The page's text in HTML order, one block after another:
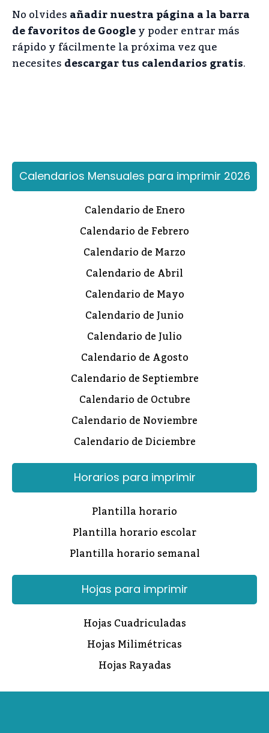
No olvidesañadir nuestra página a la barra
de favoritos de Googley poder entrar más
rápido y fácilmente la próxima vez que
necesitesdescargar tus calendarios gratis.
Calendarios Mensuales para imprimir 2026
Calendario de Enero
Calendario de Febrero
Calendario de Marzo
Calendario de Abril
Calendario de Mayo
Calendario de Junio
Calendario de Julio
Calendario de Agosto
Calendario de Septiembre
Calendario de Octubre
Calendario de Noviembre
Calendario de Diciembre
Horarios para imprimir
Plantilla horario
Plantilla horario escolar
Plantilla horario semanal
Hojas para imprimir
Hojas Cuadriculadas
Hojas Milimétricas
Hojas Rayadas